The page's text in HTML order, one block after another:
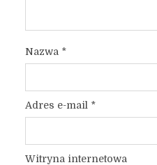
Nazwa *
Adres e-mail *
Witryna internetowa